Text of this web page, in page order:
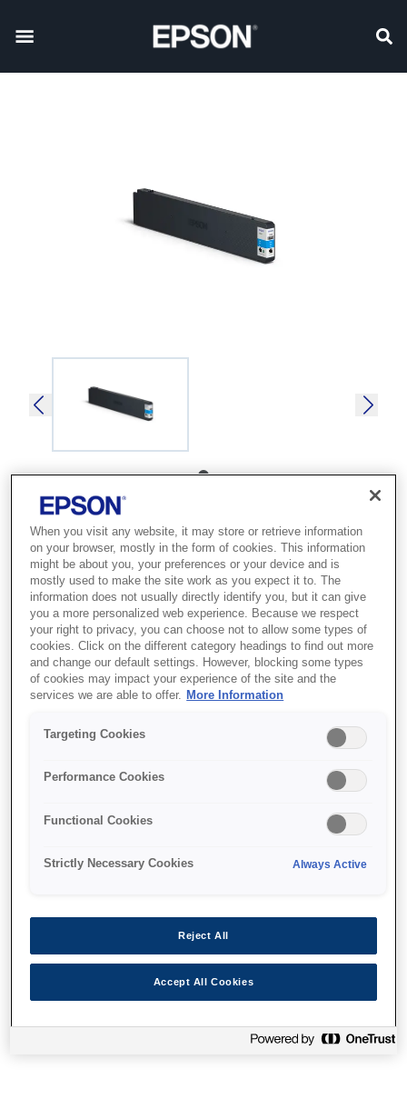
SKU:C13T02Q200
WorkForce Enterprise
WF-C20600 Cyan Ink
Ці чорнила мають високий вихід,
потребують мінімального втручання
у роботу принтера та дозволяють
зекономити гроші. Чорнила мають
друку на звичайному папері.
Ідеально підходять для офісного
Точне відтворення кольорів
When you visit any website, it may store or retrieve information
on your browser, mostly in the form of cookies. This information
might be about you, your preferences or your device and is
mostly used to make the site work as you expect it to. The
information does not usually directly identify you, but it can give
you a more personalized web experience. Because we respect
your right to privacy, you can choose not to allow some types of
cookies. Click on the different category headings to find out more
and change our default settings. However, blocking some types
of cookies may impact your experience of the site and the
services we are able to offer.
More Information
Targeting Cookies
Performance Cookies
Functional Cookies
Strictly Necessary Cookies Always Active
Reject All
Accept All Cookies